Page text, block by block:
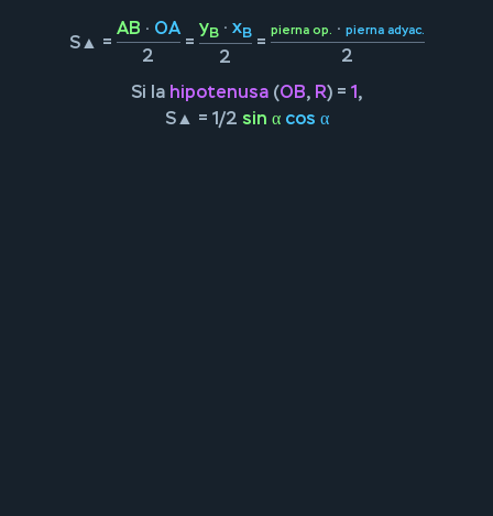
S▲ =
AB · OA
2
=
yB · xB
2
=
pierna op. · pierna adyac.
2
Si la hipotenusa(OB, R) = 1,
S▲ = 1/2 sin α cos α